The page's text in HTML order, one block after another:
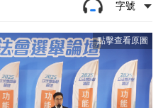
字號